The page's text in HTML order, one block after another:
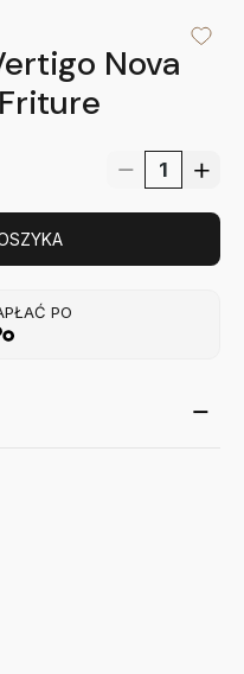
Nova
PO